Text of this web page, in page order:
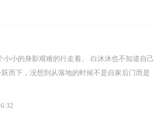
小的身影艰难的行走着。 白沐沐也不知道自己
而下，没想到从落地的时候不是自家后门而是